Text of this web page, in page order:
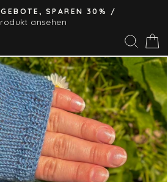
Pause
SPAREN 30% /
ansehen